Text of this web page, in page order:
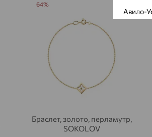
Браслет, золото, перламутр,
SOKOLOV
64%
Авило-